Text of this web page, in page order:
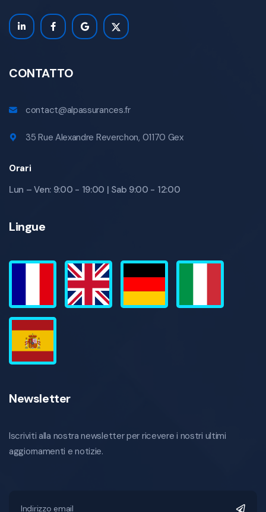
CONTATTO
contact@alpassurances.fr
35 Rue Alexandre Reverchon, 01170 Gex
Orari
Lun – Ven: 9:00 - 19:00 | Sab 9:00 - 12:00
Lingue
Newsletter
Iscriviti alla nostra newsletter per ricevere i nostri ultimi
aggiornamenti e notizie.